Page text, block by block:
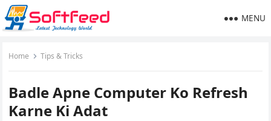
MENU
Home Tips & Tricks
Badle Apne Computer Ko Refresh
Karne Ki Adat